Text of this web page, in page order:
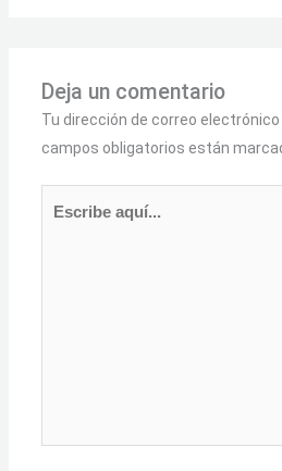
Deja un comentario
Tu dirección de correo
campos obligatorios están